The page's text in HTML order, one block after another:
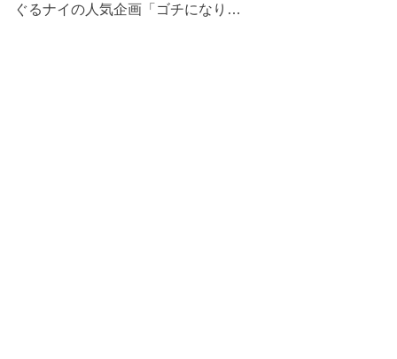
ぐるナイの人気企画「ゴチになり…